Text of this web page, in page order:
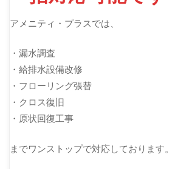
アメニティ・プラスでは、
・漏水調査
・給排水設備改修
・フローリング張替
・クロス復旧
・原状回復工事
までワンストップで対応しております。